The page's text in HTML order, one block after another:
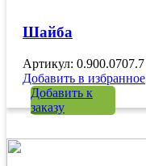
Шайба
Артикул: 0.900.0707.7
Добавить в избранное
Добавить к
заказу